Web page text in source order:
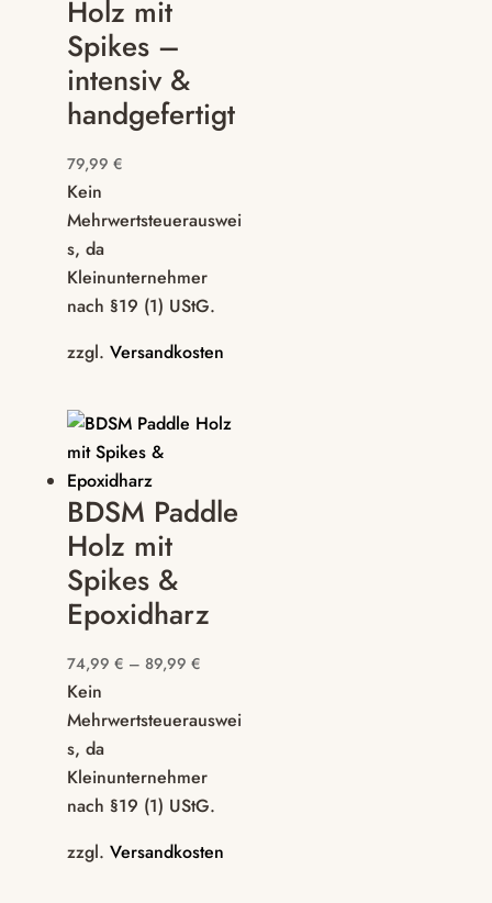
Holz mit
Spikes –
intensiv &
handgefertigt
79,99 €
Kein
Mehrwertsteuerauswei
s, da
Kleinunternehmer
nach §19 (1) UStG.
zzgl. Versandkosten
BDSM Paddle
Holz mit
Spikes &
Epoxidharz
74,99 € – 89,99 €
Kein
Mehrwertsteuerauswei
s, da
Kleinunternehmer
nach §19 (1) UStG.
zzgl. Versandkosten